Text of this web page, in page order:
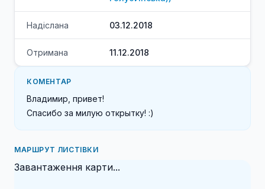
Надіслана 03.12.2018
Отримана 11.12.2018
КОМЕНТАР
Владимир, привет!
Спасибо за милую открытку! :)
МАРШРУТ ЛИСТІВКИ
Завантаження карти...